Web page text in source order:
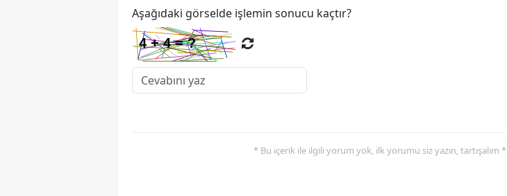
Aşağıdaki görselde işlemin sonucu kaçtır?
* Bu içerik ile ilgili yorum yok, ilk yorumu siz yazın, tartışalım *